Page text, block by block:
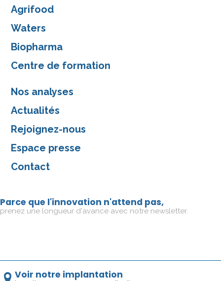
Agrifood
Waters
Biopharma
Centre de formation
Nos analyses
Actualités
Rejoignez-nous
Espace presse
Contact
Parce que l'innovation n'attend pas,
prenez une longueur d'avance avec notre newsletter.
Voir notre implantation